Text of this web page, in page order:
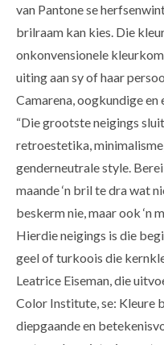
van Pantone se
brilraam kan kies. Die
onkonvensionele
uiting aan sy of haar
Camarena, oogkundige en
“Die grootste neigings
retroestetika,
genderneutrale style.
maande ‘n bril te dra wat
beskerm nie, maar ook ‘n
Hierdie neigings is die
geel of turkoois die
Leatrice Eiseman, die
Color Institute, se: Kleure
diepgaande en